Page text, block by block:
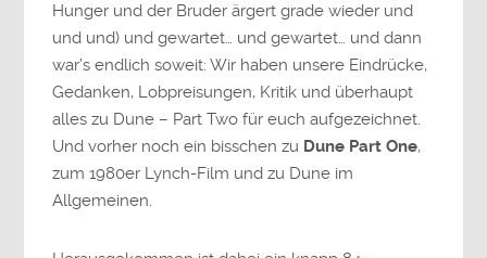
Hunger und der Bruder ärgert grade wieder und
und und) und gewartet… und gewartet… und dann
war’s endlich soweit: Wir haben unsere Eindrücke,
Gedanken, Lobpreisungen, Kritik und überhaupt
alles zu Dune – Part Two für euch aufgezeichnet.
Und vorher noch ein bisschen zu Dune Part One,
zum 1980er Lynch-Film und zu Dune im
Allgemeinen.